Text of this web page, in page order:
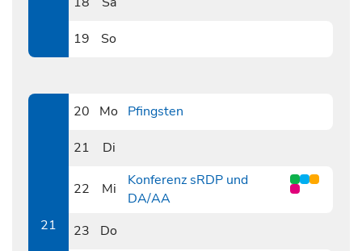
19
So
21
20
Mo Pfingsten
21
Di
22
Mi
Konferenz sRDP und
DA/AA
23
Do